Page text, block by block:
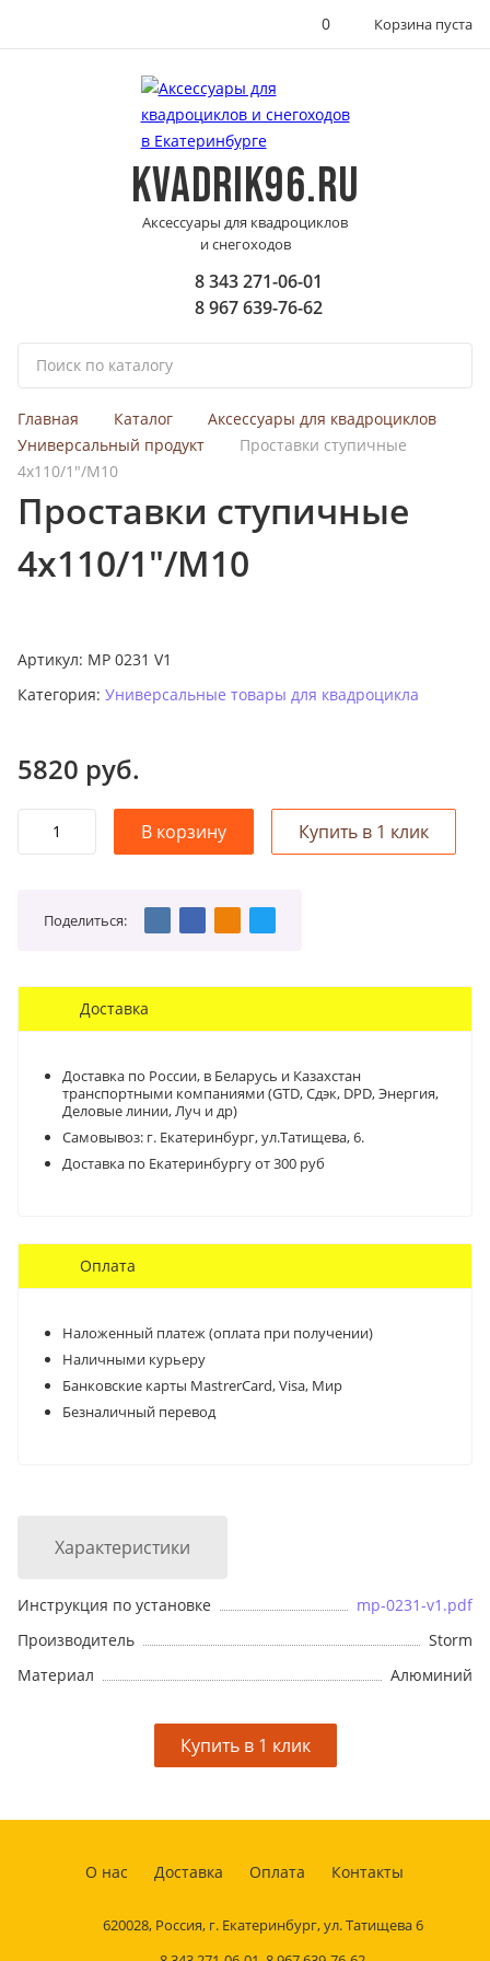
0 Корзина пуста
KVADRIK96.RU
Аксессуары для квадроциклов
и снегоходов
а
о
г
8 343 271-06-01
8 967 639-76-62
Главная Каталог
Аксессуары для квадроциклов
Универсальный продукт
Проставки ступичные
4х110/1"/M10
Проставки ступичные
4х110/1"/M10
Артикул: MP 0231 V1
Категория: Универсальные товары для квадроцикла
5820 руб.
Поделиться:
Доставка
Доставка по России, в Беларусь и Казахстан
транспортными компаниями (GTD, Сдэк, DPD, Энергия,
Деловые линии, Луч и др)
Самовывоз: г. Екатеринбург, ул.Татищева, 6.
Доставка по Екатеринбургу от 300 руб
Оплата
Наложенный платеж (оплата при получении)
Наличными курьеру
Банковские карты MastrerCard, Visa, Мир
Безналичный перевод
Характеристики
Инструкция по установке
mp-0231-v1.pdf
Производитель
Storm
Материал
Алюминий
620028, Россия, г. Екатеринбург, ул. Татищева 6
О нас Доставка Оплата Контакты